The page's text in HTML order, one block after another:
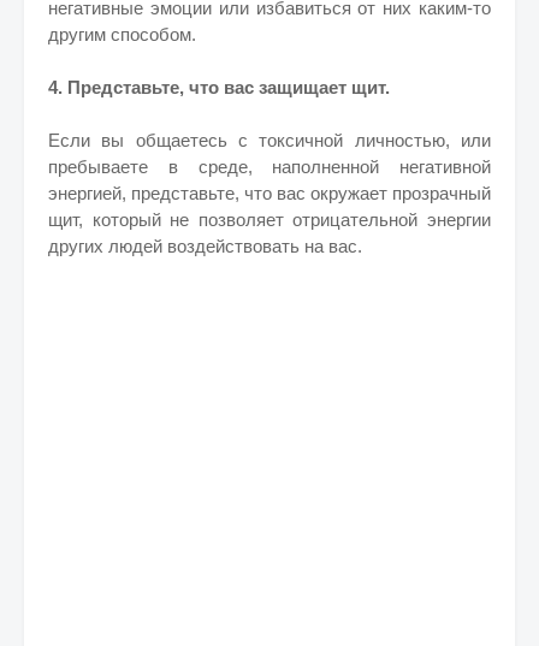
негативные эмоции или избавиться от них каким-то
другим способом.
4. Представьте, что вас защищает щит.
Если вы общаетесь с токсичной личностью, или
пребываете в среде, наполненной негативной
энергией, представьте, что вас окружает прозрачный
щит, который не позволяет отрицательной энергии
других людей воздействовать на вас.